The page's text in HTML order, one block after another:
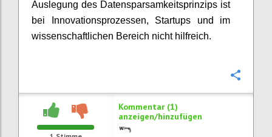
Auslegung des Datensparsamkeitsprinzips ist
bei Innovationsprozessen, Startups und im
wissenschaftlichen Bereich nicht hilfreich.
Kommentar (1)
anzeigen/hinzufügen